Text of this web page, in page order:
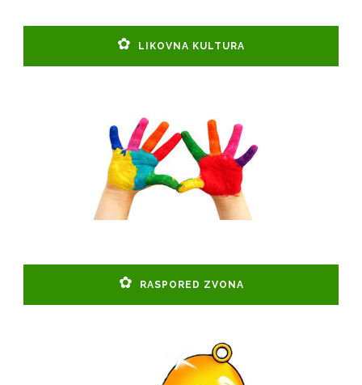
LIKOVNA KULTURA
RASPORED ZVONA